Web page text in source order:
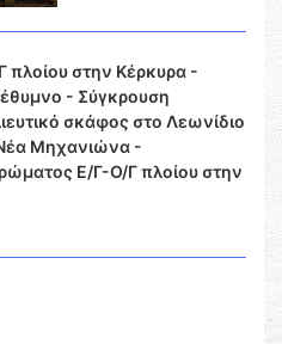
πλοίου στην Κέρκυρα -
- Σύγκρουση
σκάφος στο Λεωνίδιο
Νέα Μηχανιώνα -
Ε/Γ-Ο/Γ πλοίου στην